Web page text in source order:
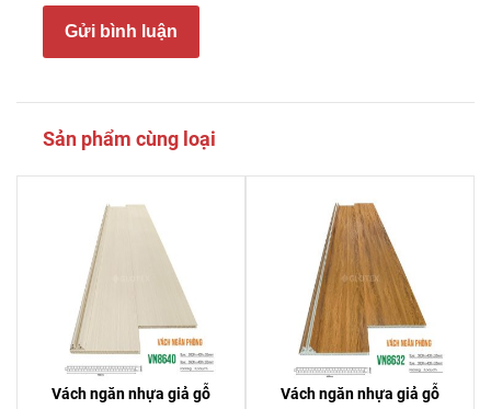
Gửi bình luận
Sản phẩm cùng loại
Vách ngăn nhựa giả gỗ
Vách ngăn nhựa giả gỗ